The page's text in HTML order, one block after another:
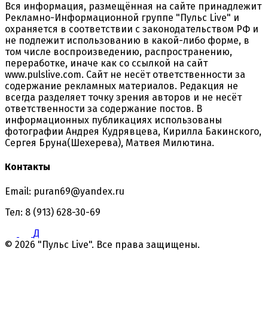
Вся информация, размещённая на сайте принадлежит
Рекламно-Информационной группе "Пульс Live" и
охраняется в соответствии с законодательством РФ и
не подлежит использованию в какой-либо форме, в
том числе воспроизведению, распространению,
переработке, иначе как со ссылкой на сайт
www.pulslive.com. Сайт не несёт ответственности за
содержание рекламных материалов. Редакция не
всегда разделяет точку зрения авторов и не несёт
ответственности за содержание постов. В
информационных публикациях использованы
фотографии Андрея Кудрявцева, Кирилла Бакинского,
Сергея Бруна(Шехерева), Матвея Милютина.
Контакты
Email: puran69@yandex.ru
Тел: 8 (913) 628-30-69
Д
© 2026 "Пульс Live". Все права защищены.